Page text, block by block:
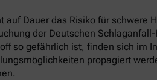
Dauer das Risiko für schwere
der Deutschen
so gefährlich ist, finden sich im
propagiert